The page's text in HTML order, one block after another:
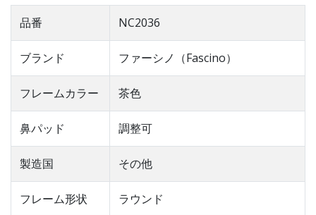
品番 NC2036
ブランド ファーシノ（Fascino）
フレームカラー 茶色
鼻パッド 調整可
製造国 その他
フレーム形状 ラウンド